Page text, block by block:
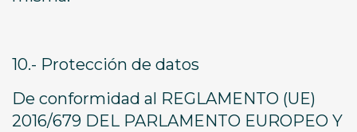
10.- Protección de datos
De conformidad al REGLAMENTO (UE)
2016/679 DEL PARLAMENTO EUROPEO Y